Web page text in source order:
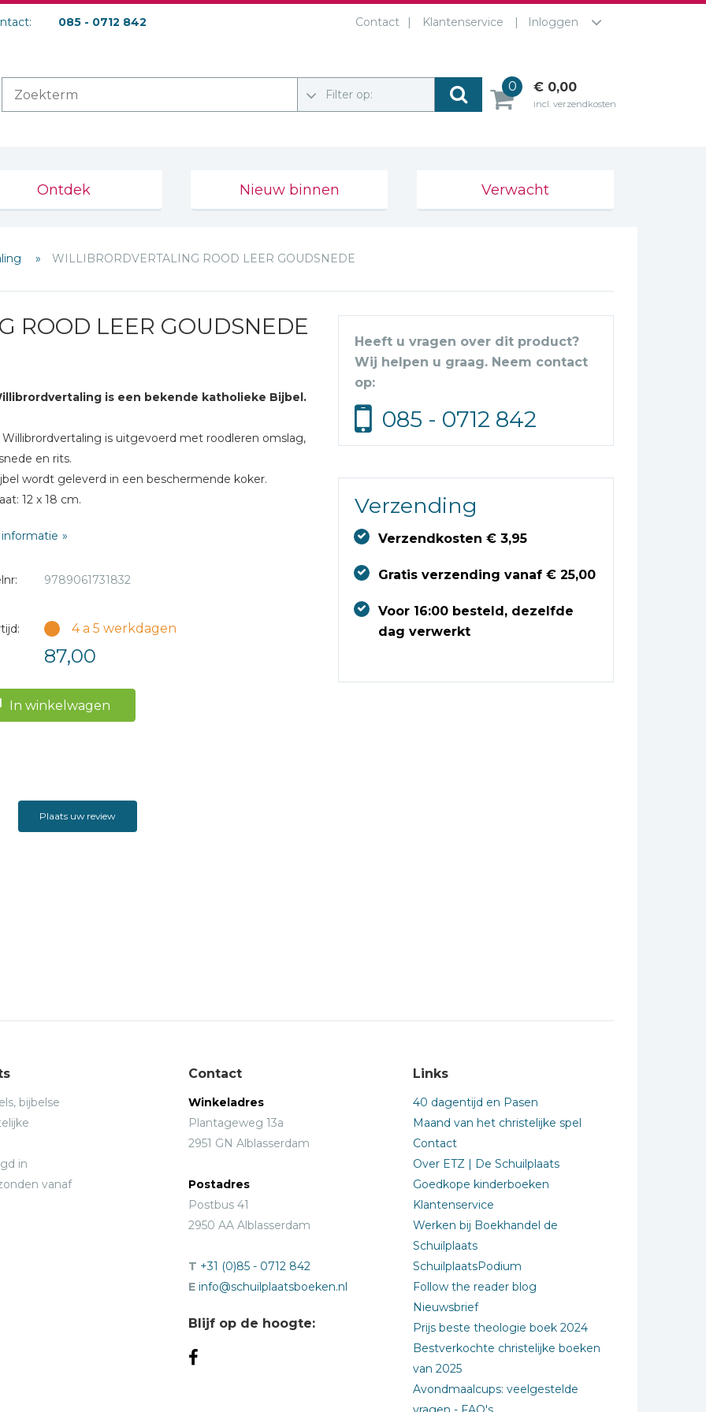
085 - 0712 842 Contact Klantenservice Inloggen
Filter op:
0 € 0,00
incl. verzendkosten
Ontdek Nieuw binnen Verwacht
WILLIBRORDVERTALING ROOD LEER GOUDSNEDE
ROOD LEER GOUDSNEDE
is een bekende katholieke Bijbel.
Willibrordvertaling is uitgevoerd met roodleren omslag,
en rits.
wordt geleverd in een beschermende koker.
12 x 18 cm.
met zwartleren omslag.
9789061731832
4 a 5 werkdagen
87,00
In winkelwagen
Heeft u vragen over dit product?
Wij helpen u graag. Neem contact
op:
085 - 0712 842
Verzending
Verzendkosten € 3,95
Gratis verzending vanaf € 25,00
Voor 16:00 besteld, dezelfde
dag verwerkt
Plaats uw review
bijbelse
in
vanaf
Contact
Winkeladres
Plantageweg 13a
2951 GN Alblasserdam
Postadres
Postbus 41
2950 AA Alblasserdam
T +31 (0)85 - 0712 842
E info@schuilplaatsboeken.nl
Blijf op de hoogte:
Links
40 dagentijd en Pasen
Maand van het christelijke spel
Contact
Over ETZ | De Schuilplaats
Goedkope kinderboeken
Klantenservice
Werken bij Boekhandel de
Schuilplaats
SchuilplaatsPodium
Follow the reader blog
Nieuwsbrief
Prijs beste theologie boek 2024
Bestverkochte christelijke boeken
van 2025
Avondmaalcups: veelgestelde